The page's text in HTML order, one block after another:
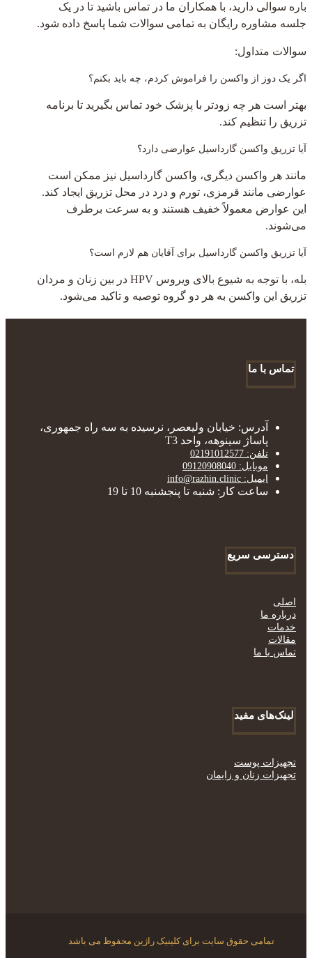
باره سوالی دارید، با همکاران ما در تماس باشید تا در یک
جلسه مشاوره رایگان به تمامی سوالات شما پاسخ داده شود.
سوالات متداول:
اگر یک دوز از واکسن را فراموش کردم، چه باید بکنم؟
بهتر است هر چه زودتر با پزشک خود تماس بگیرید تا برنامه
تزریق را تنظیم کند.
آیا تزریق واکسن گارداسیل عوارضی دارد؟
مانند هر واکسن دیگری، واکسن گارداسیل نیز ممکن است
عوارضی مانند قرمزی، تورم و درد در محل تزریق ایجاد کند.
این عوارض معمولاً خفیف هستند و به سرعت برطرف
می‌شوند.
آیا تزریق واکسن گارداسیل برای آقایان هم لازم است؟
بله، با توجه به شیوع بالای ویروس HPV در بین زنان و مردان
تزریق این واکسن به هر دو گروه توصیه و تاکید می‌شود.
تماس با ما
آدرس: خیابان ولیعصر، نرسیده به سه راه جمهوری،
پاساژ سینوهه، واحد T3
تلفن: 02191012577
موبایل: 09120908040
ایمیل: info@razhin.clinic
ساعت کار: شنبه تا پنجشنبه 10 تا 19
دسترسی سریع
اصلی
درباره ما
خدمات
مقالات
تماس با ما
لینک‌های مفید
تجهیزات پوست
تجهیزات زنان و زایمان
تمامی حقوق سایت برای کلینیک راژین محفوظ می باشد